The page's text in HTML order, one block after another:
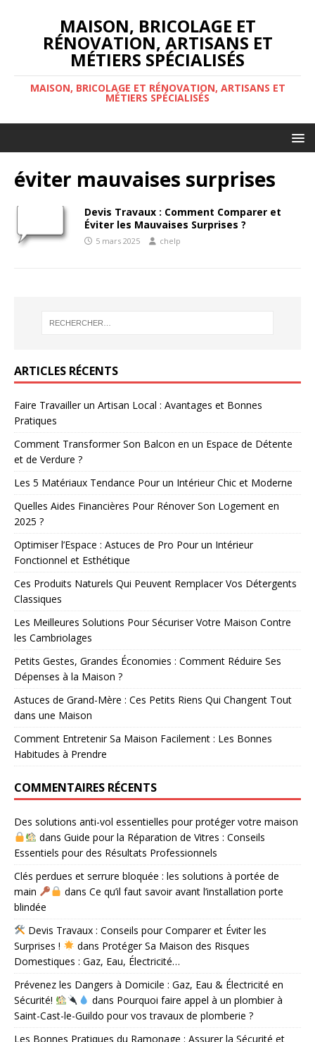
MAISON, BRICOLAGE ET
RÉNOVATION, ARTISANS ET
MÉTIERS SPÉCIALISÉS
MAISON, BRICOLAGE ET RÉNOVATION, ARTISANS ET
MÉTIERS SPÉCIALISÉS
éviter mauvaises surprises
Devis Travaux : Comment Comparer et
Éviter les Mauvaises Surprises ?
5 mars 2025 chelp
ARTICLES RÉCENTS
Faire Travailler un Artisan Local : Avantages et Bonnes
Pratiques
Comment Transformer Son Balcon en un Espace de Détente
et de Verdure ?
Les 5 Matériaux Tendance Pour un Intérieur Chic et Moderne
Quelles Aides Financières Pour Rénover Son Logement en
2025 ?
Optimiser l’Espace : Astuces de Pro Pour un Intérieur
Fonctionnel et Esthétique
Ces Produits Naturels Qui Peuvent Remplacer Vos Détergents
Classiques
Les Meilleures Solutions Pour Sécuriser Votre Maison Contre
les Cambriolages
Petits Gestes, Grandes Économies : Comment Réduire Ses
Dépenses à la Maison ?
Astuces de Grand-Mère : Ces Petits Riens Qui Changent Tout
dans une Maison
Comment Entretenir Sa Maison Facilement : Les Bonnes
Habitudes à Prendre
COMMENTAIRES RÉCENTS
Des solutions anti-vol essentielles pour protéger votre maison
dans Guide pour la Réparation de Vitres : Conseils
Essentiels pour des Résultats Professionnels
Clés perdues et serrure bloquée : les solutions à portée de
main
dans Ce qu’il faut savoir avant l’installation porte
blindée
Devis Travaux : Conseils pour Comparer et Éviter les
Surprises !
dans Protéger Sa Maison des Risques
Domestiques : Gaz, Eau, Électricité…
Prévenez les Dangers à Domicile : Gaz, Eau & Électricité en
Sécurité!
dans Pourquoi faire appel à un plombier à
Saint-Cast-le-Guildo pour vos travaux de plomberie ?
Les Bonnes Pratiques du Ramonage : Assurer la Sécurité et